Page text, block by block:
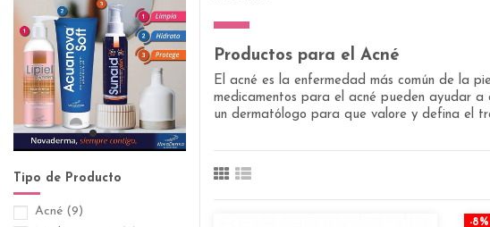
Productos para el Acné
El acné es la enfermedad más común de la
medicamentos para el acné pueden ayudar
un dermatólogo para que valore y defina el
-8%
Tipo de Producto
Acné (9)